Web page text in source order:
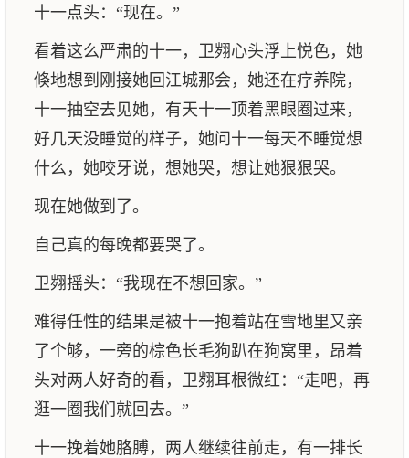
十一点头：“现在。”
看着这么严肃的十一，卫翙心头浮上悦色，她
倏地想到刚接她回江城那会，她还在疗养院，
十一抽空去见她，有天十一顶着黑眼圈过来，
好几天没睡觉的样子，她问十一每天不睡觉想
什么，她咬牙说，想她哭，想让她狠狠哭。
现在她做到了。
自己真的每晚都要哭了。
卫翙摇头：“我现在不想回家。”
难得任性的结果是被十一抱着站在雪地里又亲
了个够，一旁的棕色长毛狗趴在狗窝里，昂着
头对两人好奇的看，卫翙耳根微红：“走吧，再
逛一圈我们就回去。”
十一挽着她胳膊，两人继续往前走，有一排长